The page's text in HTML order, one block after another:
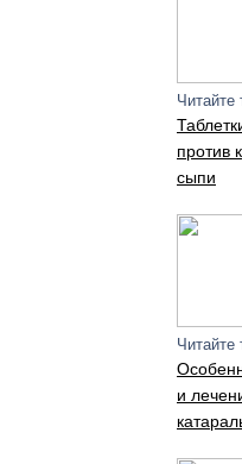
Читайте
против
сыпи
Читайте
и